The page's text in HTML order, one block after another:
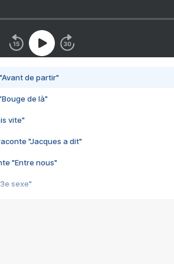
de partir"
de là"
vite"
"Jacques a dit"
"Entre nous"
sexe"